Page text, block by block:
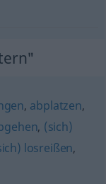
, abplatzen,
, (sich)
losreißen,